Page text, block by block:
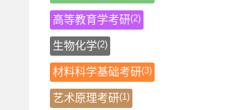
高等教育学考研(2)
生物化学(2)
材料科学基础考研(3)
艺术原理考研(1)